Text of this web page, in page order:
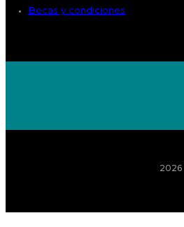
Becas y condiciones
2026